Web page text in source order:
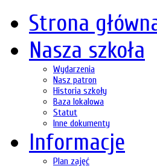
Strona
Nasza szkoła
Wydarzenia
Nasz patron
Historia szkoły
Baza lokalowa
Statut
Inne dokumenty
Informacje
Plan zajęć